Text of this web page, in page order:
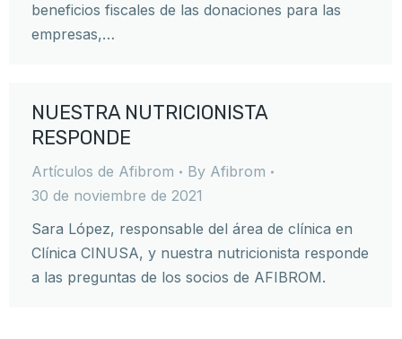
beneficios fiscales de las donaciones para las
empresas,…
NUESTRA NUTRICIONISTA
RESPONDE
Artículos de Afibrom By Afibrom
30 de noviembre de 2021
Sara López, responsable del área de clínica en
Clínica CINUSA, y nuestra nutricionista responde
a las preguntas de los socios de AFIBROM.